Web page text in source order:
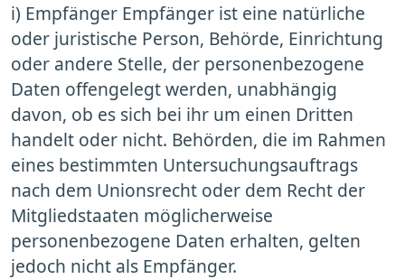
i) Empfänger Empfänger ist eine natürliche
oder juristische Person, Behörde, Einrichtung
oder andere Stelle, der personenbezogene
Daten offengelegt werden, unabhängig
davon, ob es sich bei ihr um einen Dritten
handelt oder nicht. Behörden, die im Rahmen
eines bestimmten Untersuchungsauftrags
nach dem Unionsrecht oder dem Recht der
Mitgliedstaaten möglicherweise
personenbezogene Daten erhalten, gelten
jedoch nicht als Empfänger.